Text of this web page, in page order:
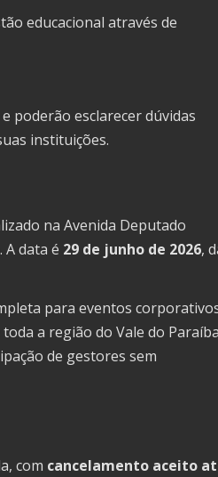
educacional através de
poderão esclarecer dúvidas
instituições.
na Avenida Deputado
A data é 29 de junho de 2026,
para eventos
a região do Vale do
de gestores sem
com cancelamento aceito